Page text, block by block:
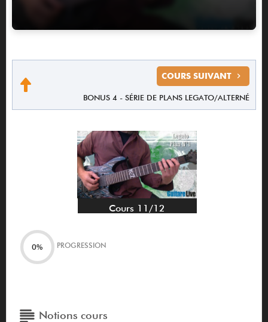
COURS SUIVANT
BONUS 4 - SÉRIE DE PLANS LEGATO/ALTERNÉ
Cours 11/12
0% PROGRESSION
Notions cours